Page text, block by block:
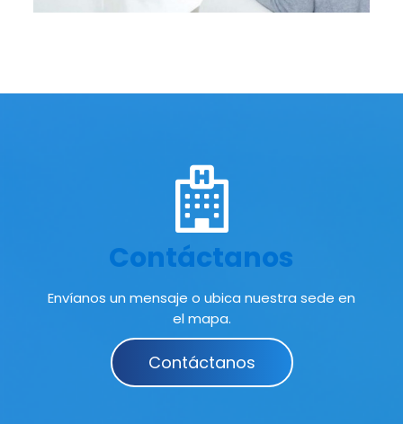
Contáctanos
Envíanos un mensaje o ubica nuestra sede en
el mapa.
Contáctanos